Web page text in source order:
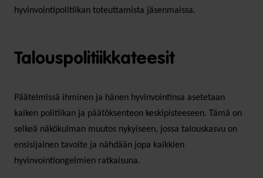
hyvinvointipolitiikan toteuttamista jäsenmaissa.
Talouspolitiikkateesit
Päätelmissä ihminen ja hänen hyvinvointinsa asetetaan
kaiken politiikan ja päätöksenteon keskipisteeseen. Tämä on
selkeä näkökulman muutos nykyiseen, jossa talouskasvu on
ensisijainen tavoite ja nähdään jopa kaikkien
hyvinvointiongelmien ratkaisuna.